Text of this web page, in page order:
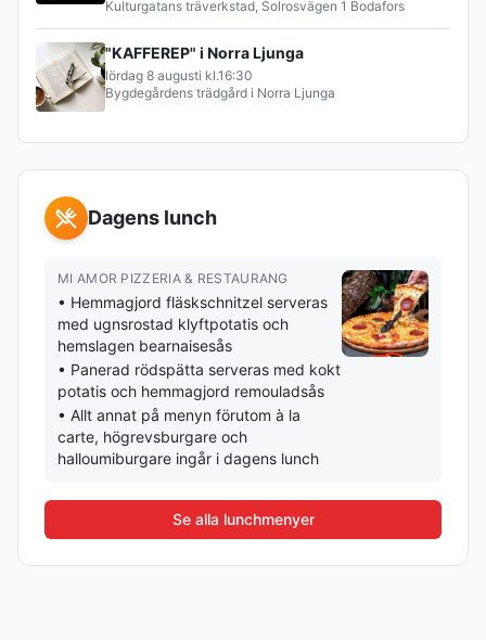
Kulturgatans träverkstad, Solrosvägen 1 Bodafors
"KAFFEREP" i Norra Ljunga
lördag 8 augusti kl.16:30
Bygdegårdens trädgård i Norra Ljunga
Dagens lunch
MI AMOR PIZZERIA & RESTAURANG
• Hemmagjord fläskschnitzel serveras
med ugnsrostad klyftpotatis och
hemslagen bearnaisesås
• Panerad rödspätta serveras med kokt
potatis och hemmagjord remouladsås
• Allt annat på menyn förutom à la
carte, högrevsburgare och
halloumiburgare ingår i dagens lunch
Se alla lunchmenyer